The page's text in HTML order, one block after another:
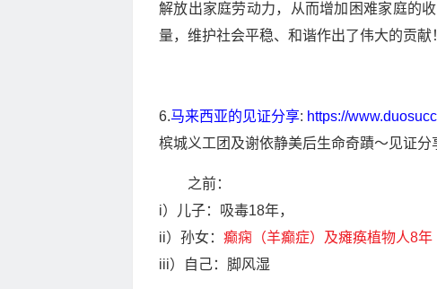
解放出家庭劳动力，从而增加困难家庭的
量，维护社会平稳、和谐作出了伟大的贡献
6.马来西亚的见证分享: https://
槟城义工团及谢依静美后生命奇蹟～见证分
之前：
i）儿子：吸毒18年，
ii）孙女： 癫痫（羊癫症）及瘫痪植物人8年
iii）自己：脚风湿